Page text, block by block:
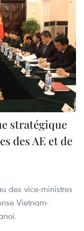
stratégique
des AE et de
des vice-ministres
Vietnam-